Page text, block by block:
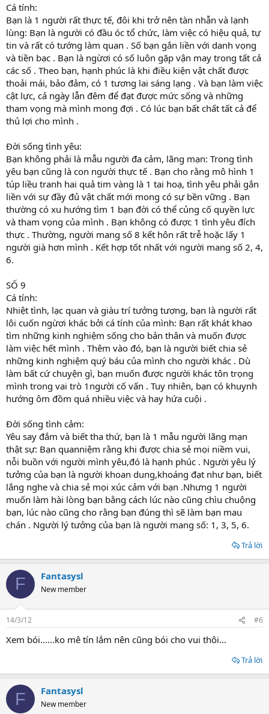
Cá tính:
Bạn là 1 người rất thực tế, đôi khi trở nên tàn nhẫn và lạnh
lùng: Bạn là người có đầu óc tổ chức, làm việc có hiệu quả, tự
tin và rất có tướng làm quan . Số bạn gắn liền với danh vọng
và tiền bạc . Bạn là ngừơi có số luôn gặp vận may trong tất cả
các số . Theo bạn, hạnh phúc là khi điều kiện vật chất được
thoải mái, bảo đảm, có 1 tương lai sáng lạng . Và bạn làm việc
cật lực, cả ngày lẫn đêm để đạt được mức sống và những
tham vọng mà mình mong đợi . Có lúc bạn bất chất tất cả để
thủ lợi cho mình .
Đời sống tình yêu:
Bạn không phải là mẫu người đa cảm, lãng mạn: Trong tình
yêu bạn cũng là con người thực tế . Bạn cho rằng mô hình 1
túp liều tranh hai quả tim vàng là 1 tai hoạ, tình yêu phải gắn
liền với sự đầy đủ vật chất mới mong có sự bền vững . Bạn
thường có xu hướng tìm 1 bạn đời có thể củng cố quyền lực
và tham vọng của mình . Bạn không có được 1 tình yêu đích
thực . Thường, người mang số 8 kết hôn rất trễ hoặc lấy 1
người già hơn mình . Kết hợp tốt nhất với người mang số 2, 4,
6.
SỐ 9
Cá tính:
Nhiệt tình, lạc quan và giàu trí tưởng tượng, bạn là người rất
lôi cuốn ngừơi khác bởi cá tính của mình: Bạn rất khát khao
tìm những kinh nghiệm sống cho bản thân và muốn được
làm việc hết mình . Thêm vào đó, bạn là người biết chia sẻ
những kinh nghiệm quý báu của mình cho người khác . Dù
làm bất cứ chuyện gì, bạn muốn được người khác tôn trọng
mình trong vai trò 1người cố vấn . Tuy nhiên, bạn có khuynh
hướng ôm đồm quá nhiều việc và hay hứa cuội .
Đời sống tình cảm:
Yêu say đắm và biết tha thứ, bạn là 1 mẫu người lãng mạn
thật sự: Bạn quanniệm rằng khi được chia sẻ mọi niềm vui,
nỗi buồn với người mình yêu,đó là hạnh phúc . Người yêu lý
tưởng của bạn là người khoan dung,khoáng đạt như bạn, biết
lắng nghe và chia sẻ mọi xúc cảm với bạn .Nhưng 1 người
muốn làm hài lòng bạn bằng cách lúc nào cũng chìu chuộng
bạn, lúc nào cũng cho rằng bạn đúng thì sẽ làm bạn mau
chán . Người lý tưởng của bạn là người mang số: 1, 3, 5, 6.
Trả lời
F Fantasysl
New member
14/3/12 #6
Xem bói......ko mê tín lắm nên cũng bói cho vui thôi...
Trả lời
F Fantasysl
New member